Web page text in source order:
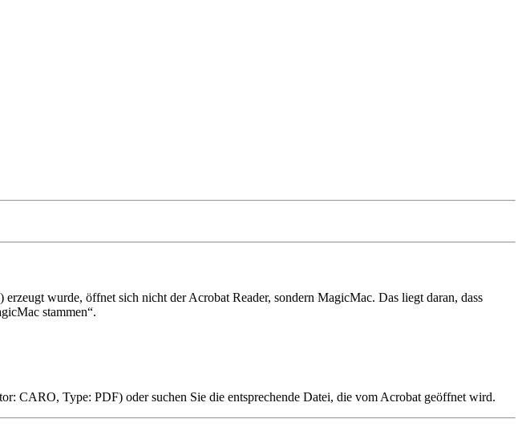
wurde, öffnet sich nicht der Acrobat Reader, sondern MagicMac. Das liegt daran, dass
stammen .
CARO, Type: PDF) oder suchen Sie die entsprechende Datei, die vom Acrobat geöffnet wird.